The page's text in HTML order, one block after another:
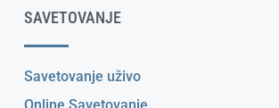
SAVETOVANJE
Savetovanje uživo